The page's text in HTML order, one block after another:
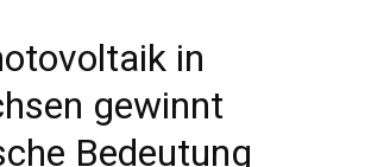
in
gewinnt
Bedeutung